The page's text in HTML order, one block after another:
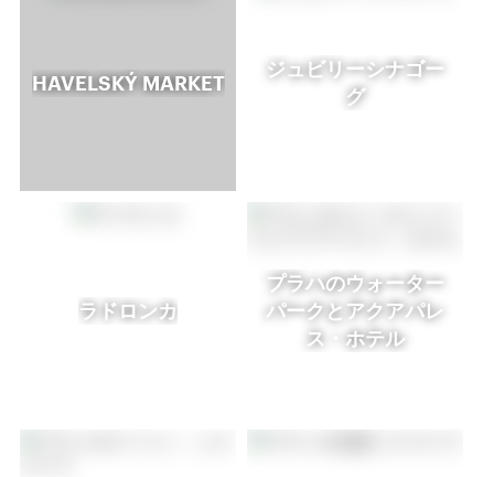
HAVELSKÝ MARKET
ジュビリーシナゴー
グ
ラドロンカ
プラハのウォーター
パークとアクアパレ
ス・ホテル